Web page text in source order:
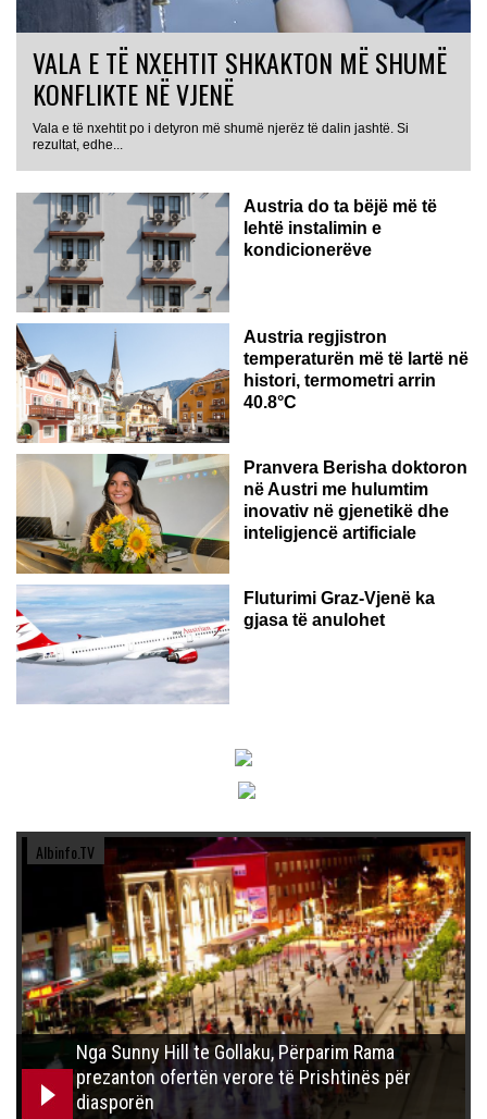
VALA E TË NXEHTIT SHKAKTON MË SHUMË
KONFLIKTE NË VJENË
Vala e të nxehtit po i detyron më shumë njerëz të dalin jashtë. Si
rezultat, edhe...
Austria do ta bëjë më të
lehtë instalimin e
kondicionerëve
Austria regjistron
temperaturën më të lartë në
histori, termometri arrin
40.8°C
AUSTRI
Pranvera Berisha doktoron
në Austri me hulumtim
inovativ në gjenetikë dhe
inteligjencë artificiale
Fluturimi Graz-Vjenë ka
gjasa të anulohet
Albinfo.TV
Nga Sunny Hill te Gollaku, Përparim Rama
prezanton ofertën verore të Prishtinës për
diasporën